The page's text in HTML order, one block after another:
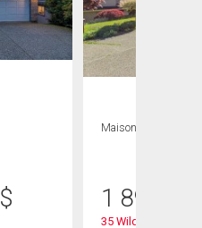
$
Maison
1 890
35 Wildwood Drive